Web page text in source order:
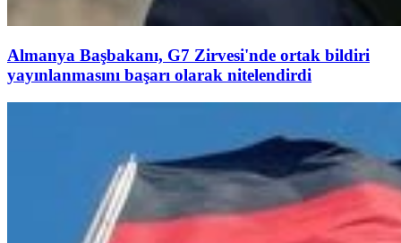
Almanya Başbakanı, G7 Zirvesi'nde ortak bildiri
yayınlanmasını başarı olarak nitelendirdi